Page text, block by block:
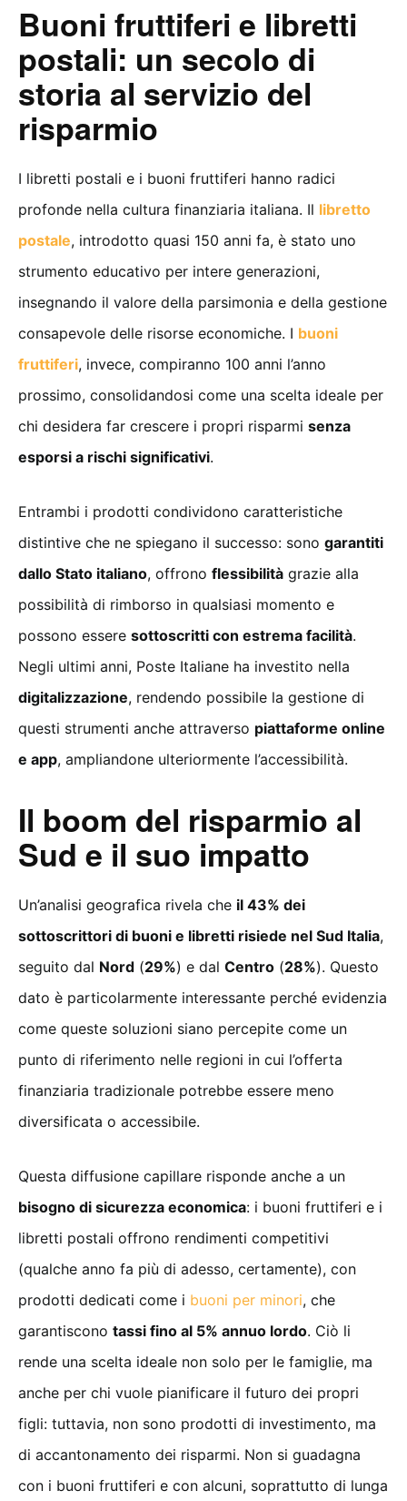
Buoni fruttiferi e libretti
postali: un secolo di
storia al servizio del
risparmio
I libretti postali e i buoni fruttiferi hanno radici
profonde nella cultura finanziaria italiana. Il libretto
postale, introdotto quasi 150 anni fa, è stato uno
strumento educativo per intere generazioni,
insegnando il valore della parsimonia e della gestione
consapevole delle risorse economiche. I buoni
fruttiferi, invece, compiranno 100 anni l’anno
prossimo, consolidandosi come una scelta ideale per
chi desidera far crescere i propri risparmi senza
esporsi a rischi significativi.
Entrambi i prodotti condividono caratteristiche
distintive che ne spiegano il successo: sono garantiti
dallo Stato italiano, offrono flessibilità grazie alla
possibilità di rimborso in qualsiasi momento e
possono essere sottoscritti con estrema facilità.
Negli ultimi anni, Poste Italiane ha investito nella
digitalizzazione, rendendo possibile la gestione di
questi strumenti anche attraverso piattaforme online
e app, ampliandone ulteriormente l’accessibilità.
Il boom del risparmio al
Sud e il suo impatto
Un’analisi geografica rivela che il 43% dei
sottoscrittori di buoni e libretti risiede nel Sud Italia,
seguito dal Nord (29%) e dal Centro (28%). Questo
dato è particolarmente interessante perché evidenzia
come queste soluzioni siano percepite come un
punto di riferimento nelle regioni in cui l’offerta
finanziaria tradizionale potrebbe essere meno
diversificata o accessibile.
Questa diffusione capillare risponde anche a un
bisogno di sicurezza economica: i buoni fruttiferi e i
libretti postali offrono rendimenti competitivi
(qualche anno fa più di adesso, certamente), con
prodotti dedicati come i buoni per minori, che
garantiscono tassi fino al 5% annuo lordo. Ciò li
rende una scelta ideale non solo per le famiglie, ma
anche per chi vuole pianificare il futuro dei propri
figli: tuttavia, non sono prodotti di investimento, ma
di accantonamento dei risparmi. Non si guadagna
con i buoni fruttiferi e con alcuni, soprattutto di lunga